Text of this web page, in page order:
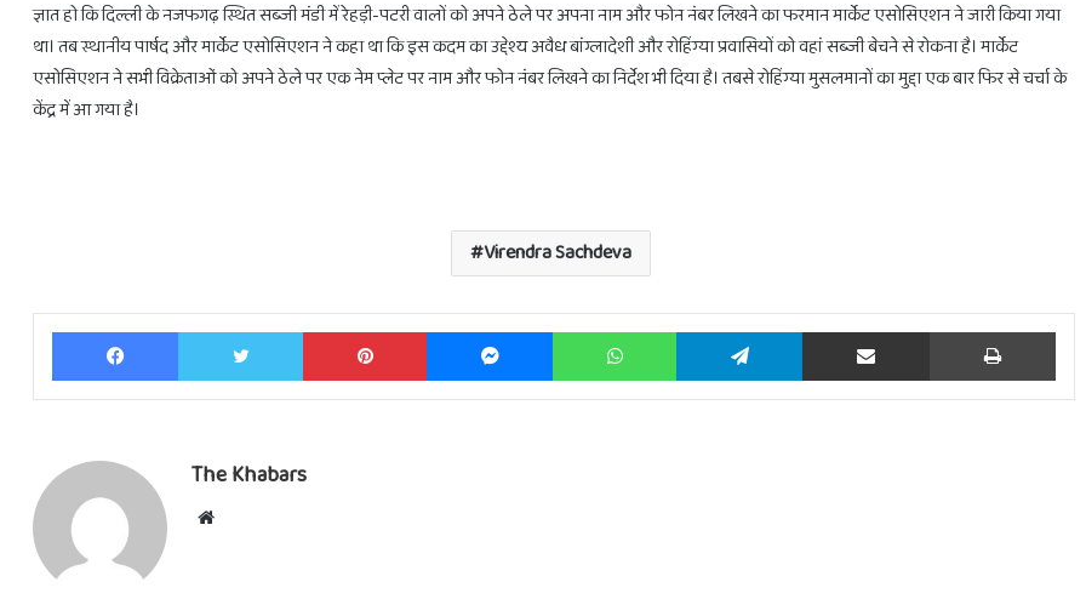
ज्ञात हो कि दिल्ली के नजफगढ़ स्थित सब्जी मंडी में रेहड़ी-पटरी वालों को अपने ठेले पर अपना नाम और फोन नंबर लिखने का फरमान मार्केट एसोसिएशन ने जारी किया गया
था। तब स्थानीय पार्षद और मार्केट एसोसिएशन ने कहा था कि इस कदम का उद्देश्य अवैध बांग्लादेशी और रोहिंग्या प्रवासियों को वहां सब्जी बेचने से रोकना है। मार्केट
एसोसिएशन ने सभी विक्रेताओं को अपने ठेले पर एक नेम प्लेट पर नाम और फोन नंबर लिखने का निर्देश भी दिया है। तबसे रोहिंग्या मुसलमानों का मुद्दा एक बार फिर से चर्चा के
केंद्र में आ गया है।
Virendra Sachdeva
Facebook Twitter Pinterest Messenger WhatsApp Telegram Share via Email Print
The Khabars
Website